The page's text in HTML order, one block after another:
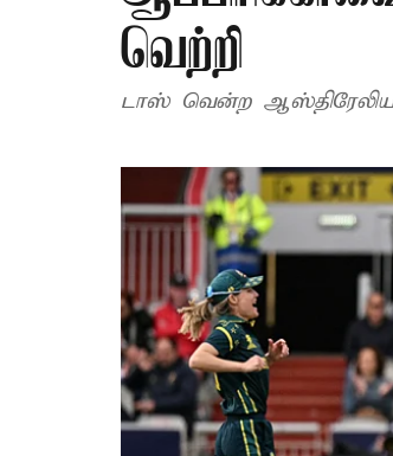
வெற்றி
டாஸ் வென்ற